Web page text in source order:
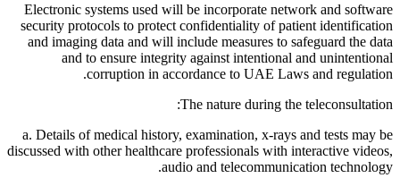
Electronic systems used will be incorporate network and software
security protocols to protect confidentiality of patient identification
and imaging data and will include measures to safeguard the data
and to ensure integrity against intentional and unintentional
corruption in accordance to UAE Laws and regulation.
The nature during the teleconsultation:
a. Details of medical history, examination, x-rays and tests may be
discussed with other healthcare professionals with interactive videos,
audio and telecommunication technology.